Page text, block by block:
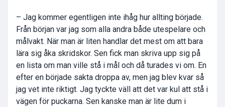
– Jag kommer egentligen inte ihåg hur allting började.
Från början var jag som alla andra både utespelare och
målvakt. När man är liten handlar det mest om att bara
lära sig åka skridskor. Sen fick man skriva upp sig på
en lista om man ville stå i mål och då turades vi om. En
efter en började sakta droppa av, men jag blev kvar så
jag vet inte riktigt. Jag tyckte väll att det var kul att stå i
vägen för puckarna. Sen kanske man är lite dum i